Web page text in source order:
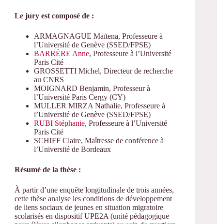
Le jury est composé de :
ARMAGNAGUE Maïtena, Professeure à
l’Université de Genève (SSED/FPSE)
BARRÈRE Anne, Professeure à l’Université
Paris Cité
GROSSETTI Michel, Directeur de recherche
au CNRS
MOIGNARD Benjamin, Professeur à
l’Université Paris Cergy (CY)
MULLER MIRZA Nathalie, Professeure à
l’Université de Genève (SSED/FPSE)
RUBI Stéphanie, Professeure à l’Université
Paris Cité
SCHIFF Claire, Maîtresse de conférence à
l’Université de Bordeaux
Résumé de la thèse :
À partir d’une enquête longitudinale de trois années,
cette thèse analyse les conditions de développement
de liens sociaux de jeunes en situation migratoire
scolarisés en dispositif UPE2A (unité pédagogique